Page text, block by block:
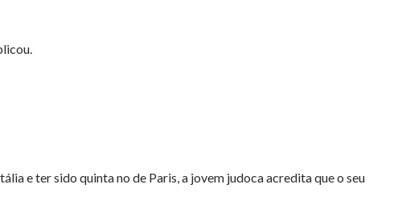
e ter sido quinta no de Paris, a jovem judoca acredita que o seu